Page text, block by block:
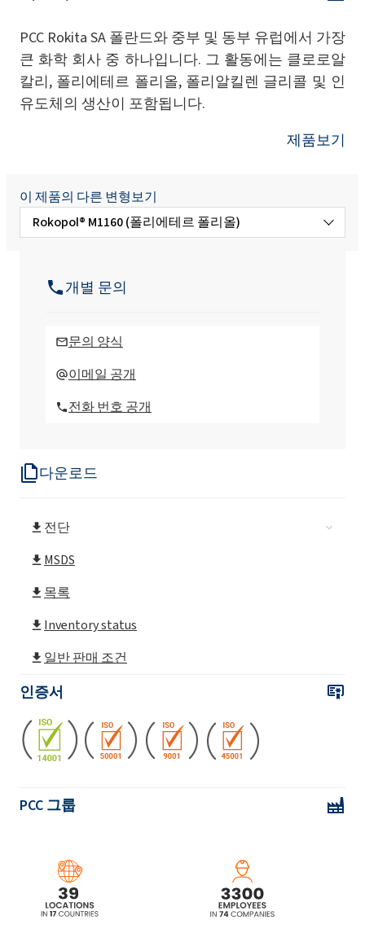
다운로드
전단
MSDS
목록
Inventory status
일반 판매 조건
인증서
PCC 그룹
PCC Rokita SA 폴란드와 중부 및 동부 유럽에서 가장
큰 화학 회사 중 하나입니다. 그 활동에는 클로로알
칼리, 폴리에테르 폴리올, 폴리알킬렌 글리콜 및 인
유도체의 생산이 포함됩니다.
제품보기
이 제품의 다른 변형보기
Rokopol® M1160 (폴리에테르 폴리올)
Rokopol® T (폴리에테르 폴리올)
Rokopol® D1002(프로필렌 글리콜)
Rokopol® DE4020(프로필렌 글리콜)
Rokopol® F3600 (폴리에테르 폴리올)
개별 문의
문의 양식
이메일 공개
전화 번호 공개